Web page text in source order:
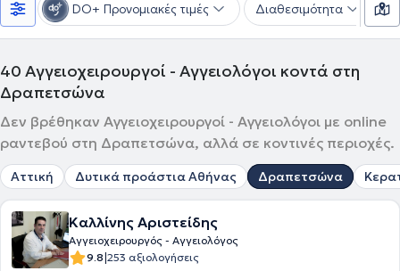
DO+ Προνομιακές τιμές Διαθεσιμότητα
40 Αγγειοχειρουργοί - Αγγειολόγοι κοντά στη
Δραπετσώνα
Δεν βρέθηκαν Αγγειοχειρουργοί - Αγγειολόγοι με online
ραντεβού στη Δραπετσώνα, αλλά σε κοντινές περιοχές.
Αττική Δυτικά προάστια Αθήνας Δραπετσώνα
Καλλίνης Αριστείδης
Αγγειοχειρουργός - Αγγειολόγος
9.8|253 αξιολογήσεις